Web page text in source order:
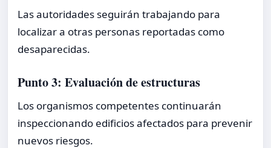
Las autoridades seguirán trabajando para
localizar a otras personas reportadas como
desaparecidas.
Punto 3: Evaluación de estructuras
Los organismos competentes continuarán
inspeccionando edificios afectados para prevenir
nuevos riesgos.